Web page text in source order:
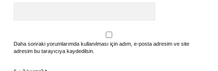
Daha sonraki yorumlarımda kullanılması için adım, e-posta adresim ve site
adresim bu tarayıcıya kaydedilsin.